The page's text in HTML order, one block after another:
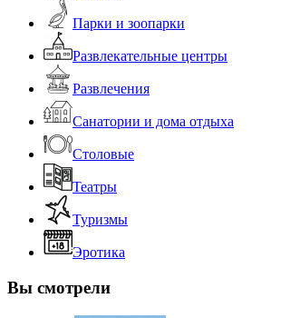
Парки и зоопарки
Развлекательные центры
Развлечения
Санатории и дома отдыха
Столовые
Театры
Туризмы
Эротика
Вы смотрели